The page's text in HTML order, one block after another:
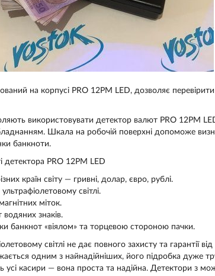
на корпусі PRO 12PM LED, дозволяє перевірити
використовувати детектор валют PRO 12PM
Шкала на робочій поверхні допоможе
банкноти.
детектора PRO 12PM LED
країн світу — гривні, долар, євро, рублі.
світлі.
міток.
водяних знаків.
банкнот «віялом» та торцевою стороною пачки.
світлі не дає повного захисту та гарантії
одним з найнадійніших, його підробка дуже
усі касири — вона проста та надійна. Детектори з